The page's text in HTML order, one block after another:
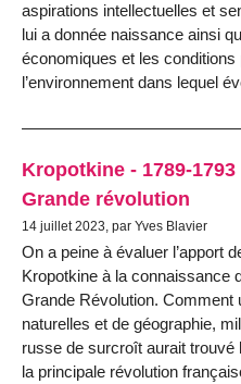
aspirations intellectuelles et
lui a donnée naissance ainsi
économiques et les
l’environnement dans lequel
Kropotkine - 1789-1793
Grande révolution
14 juillet 2023, par Yves Blavier
On a peine à évaluer l’apport
Kropotkine à la connaissance
Grande Révolution. Comment
naturelles et de géo­graphie,
russe de surcroît aurait trouvé
la princi­pale révolution